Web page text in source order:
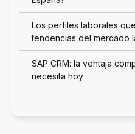
Los perfiles laborales
tendencias del mercado
SAP CRM: la ventaja
necesita hoy